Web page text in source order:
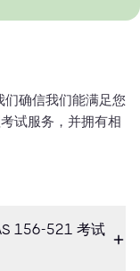
确信我们能满足您
试服务，并拥有相
156-521 考试